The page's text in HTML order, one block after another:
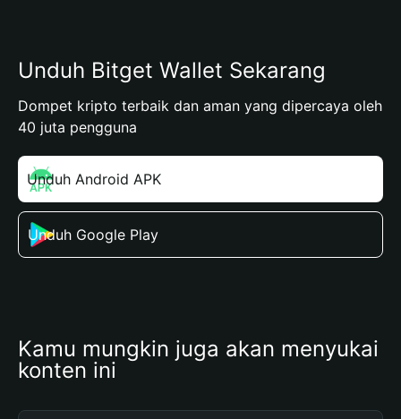
Unduh Bitget Wallet Sekarang
Dompet kripto terbaik dan aman yang dipercaya oleh
40 juta pengguna
Unduh Android APK
Unduh Google Play
Kamu mungkin juga akan menyukai
konten ini